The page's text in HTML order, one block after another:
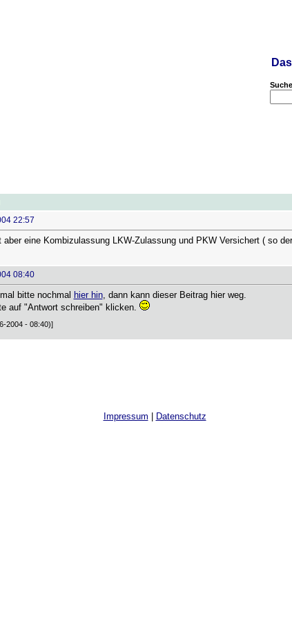
22:57
eine Kombizulassung LKW-Zulassung und PKW Versichert ( so
08:40
bitte nochmal hier hin, dann kann dieser Beitrag hier weg.
auf "Antwort schreiben" klicken.
2004 - 08:40)]
Impressum Datenschutz